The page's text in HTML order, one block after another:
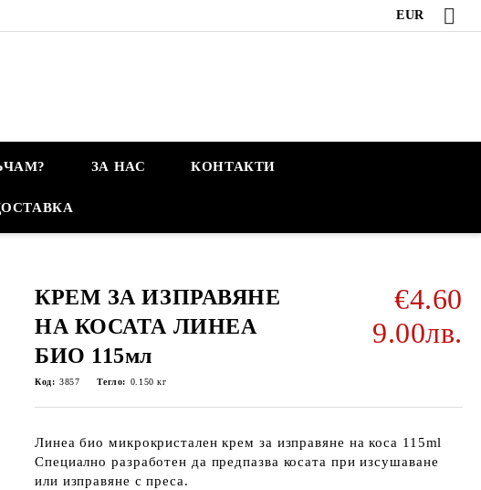
EUR
ЗА НАС КОНТАКТИ
КРЕМ ЗА ИЗПРАВЯНЕ
НА КОСАТА ЛИНЕА
БИО 115мл
€4.60
9.00лв.
Код: 3857 Тегло: 0.150 кг
Линеа био микрокристален крем за изправяне на коса 115ml
Специално разработен да предпазва косата при изсушаване
или изправяне с преса.